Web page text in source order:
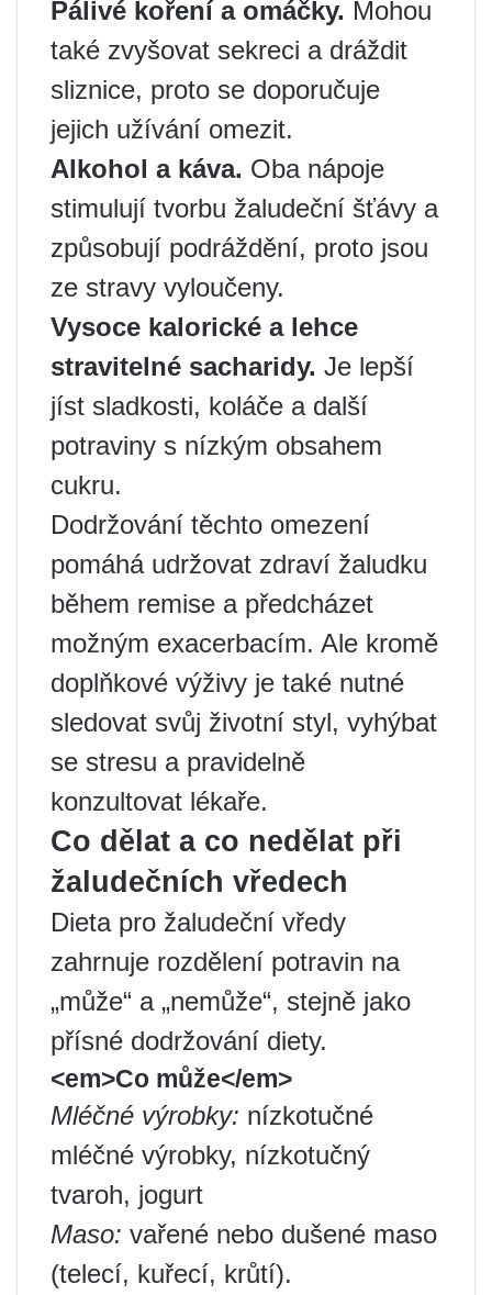
Pálivé koření a omáčky. Mohou
také zvyšovat sekreci a dráždit
sliznice, proto se doporučuje
jejich užívání omezit.
Alkohol a káva. Oba nápoje
stimulují tvorbu žaludeční šťávy a
způsobují podráždění, proto jsou
ze stravy vyloučeny.
Vysoce kalorické a lehce
stravitelné sacharidy. Je lepší
jíst sladkosti, koláče a další
potraviny s nízkým obsahem
cukru.
Dodržování těchto omezení
pomáhá udržovat zdraví žaludku
během remise a předcházet
možným exacerbacím. Ale kromě
doplňkové výživy je také nutné
sledovat svůj životní styl, vyhýbat
se stresu a pravidelně
konzultovat lékaře.
Co dělat a co nedělat při
žaludečních vředech
Dieta pro žaludeční vředy
zahrnuje rozdělení potravin na
„může“ a „nemůže“, stejně jako
přísné dodržování diety.
<em>Co může</em>
Mléčné výrobky: nízkotučné
mléčné výrobky, nízkotučný
tvaroh, jogurt
Maso: vařené nebo dušené maso
(telecí, kuřecí, krůtí).